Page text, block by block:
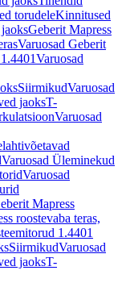
torudeleKinnitused
Geberit Mapress
Varuosad Geberit
Varuosad
SiirmikudVaruosad
jaoksT-
Varuosad
Varuosad Üleminekud
Varuosad
Mapress
roostevaba teras,
1.4401
SiirmikudVaruosad
jaoksT-